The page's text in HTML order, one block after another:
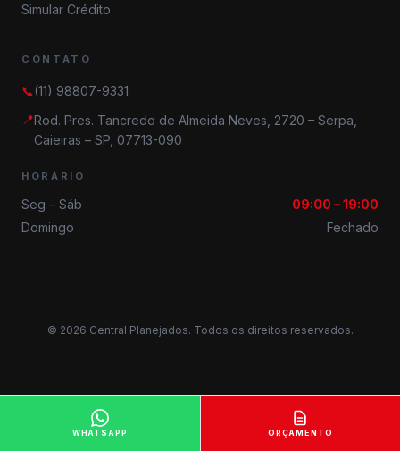
Simular Crédito
CONTATO
📞(11) 98807-9331
📍Rod. Pres. Tancredo de Almeida Neves, 2720 – Serpa,
Caieiras – SP, 07713-090
HORÁRIO
Seg – Sáb
09:00 – 19:00
Domingo
Fechado
© 2026 Central Planejados. Todos os direitos reservados.
WHATSAPP ORÇAMENTO